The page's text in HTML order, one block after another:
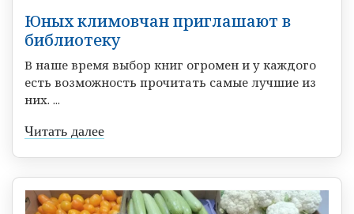
Юных климовчан приглашают в
библиотеку
В наше время выбор книг огромен и у каждого
есть возможность прочитать самые лучшие из
них. ...
Читать далее